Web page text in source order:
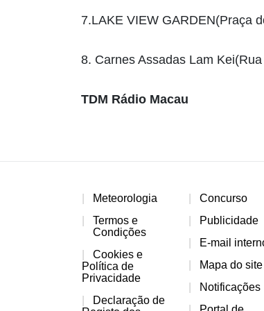
7.LAKE VIEW GARDEN(Praça
8. Carnes Assadas Lam
TDM Rádio Macau
Meteorologia
Termos e
Condições
Cookies e
Política de
Privacidade
Declaração de
Concurso
Publicidade
E-mail
Mapa do site
Notificações